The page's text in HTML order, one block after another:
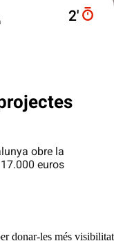
2′
obre la
euros
donar-les més visibilitat